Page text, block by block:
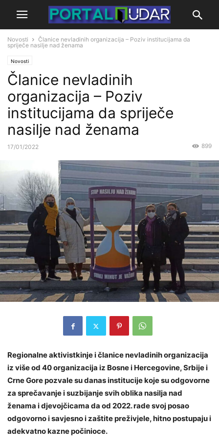
Novosti
Članice nevladinih organizacija – Poziv institucijama da
spriječe nasilje nad ženama
Novosti
Članice nevladinih
organizacija – Poziv
institucijama da spriječe
nasilje nad ženama
17/01/2022 899
Regionalne aktivistkinje i članice nevladinih organizacija
iz više od 40 organizacija iz Bosne i Hercegovine, Srbije i
Crne Gore pozvale su danas institucije koje su odgovorne
za sprečavanje i suzbijanje svih oblika nasilja nad
ženama i djevojčicama da od 2022. rade svoj posao
odgovorno i savjesno i zaštite preživjele, hitno postupaju i
adekvatno kazne počinioce.